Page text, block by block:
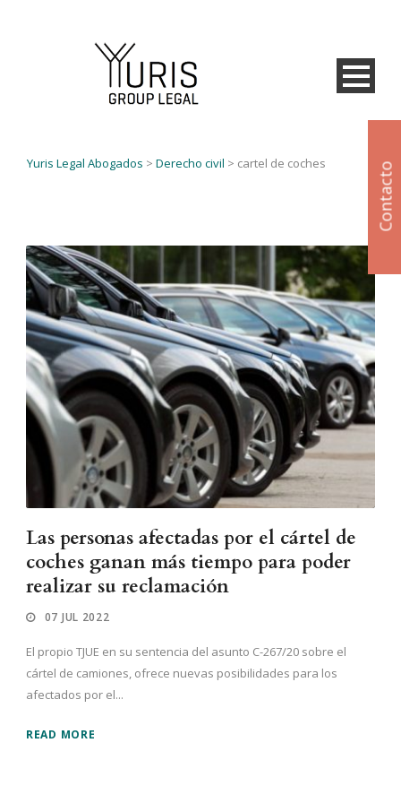
Yuris Legal Abogados > Derecho civil > cartel de coches
Las personas afectadas por el cártel de
coches ganan más tiempo para poder
realizar su reclamación
07 JUL 2022
El propio TJUE en su sentencia del asunto C-267/20 sobre el
cártel de camiones, ofrece nuevas posibilidades para los
afectados por el...
READ MORE
Contacto